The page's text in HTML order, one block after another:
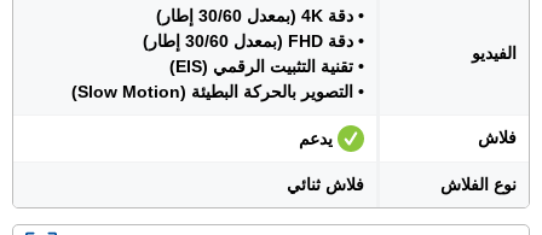
الفيديو
• دقة 4K (بمعدل 30/60 إطار)
• دقة FHD (بمعدل 30/60 إطار)
• تقنية التثبيت الرقمي (EIS)
• التصوير بالحركة البطيئة (Slow Motion)
فلاش يدعم
نوع الفلاش فلاش ثنائي